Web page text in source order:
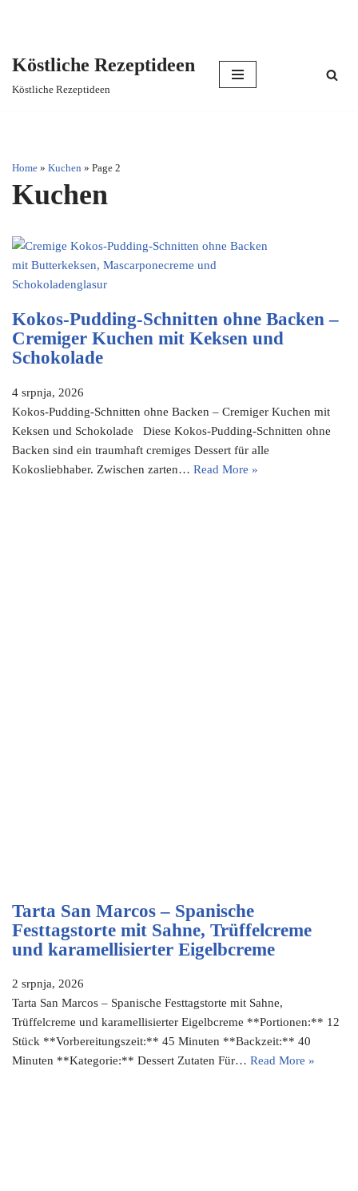
Köstliche Rezeptideen
Köstliche Rezeptideen
Home » Kuchen » Page 2
Kuchen
Kokos-Pudding-Schnitten ohne Backen –
Cremiger Kuchen mit Keksen und
Schokolade
4 srpnja, 2026
Kokos-Pudding-Schnitten ohne Backen – Cremiger Kuchen mit
Keksen und Schokolade Diese Kokos-Pudding-Schnitten ohne
Backen sind ein traumhaft cremiges Dessert für alle
Kokosliebhaber. Zwischen zarten… Read More »
Tarta San Marcos – Spanische
Festtagstorte mit Sahne, Trüffelcreme
und karamellisierter Eigelbcreme
2 srpnja, 2026
Tarta San Marcos – Spanische Festtagstorte mit Sahne,
Trüffelcreme und karamellisierter Eigelbcreme **Portionen:** 12
Stück **Vorbereitungszeit:** 45 Minuten **Backzeit:** 40
Minuten **Kategorie:** Dessert Zutaten Für… Read More »